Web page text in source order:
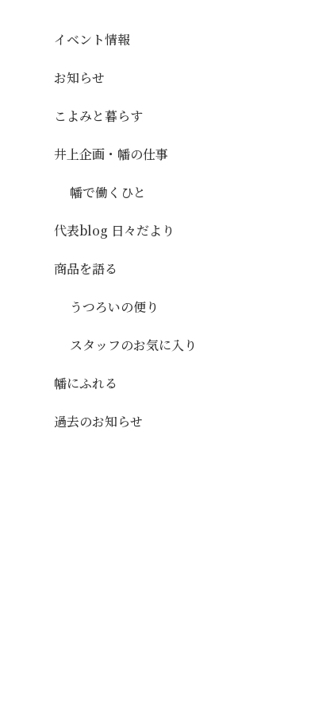
イベント情報
お知らせ
こよみと暮らす
井上企画・幡の仕事
幡で働くひと
代表blog 日々だより
商品を語る
うつろいの便り
スタッフのお気に入り
幡にふれる
過去のお知らせ